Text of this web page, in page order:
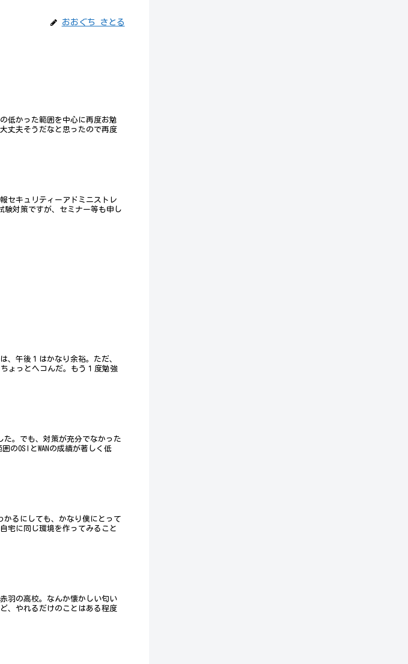
おおぐち さとる
低かった範囲を中心に再度お勉
丈夫そうだなと思ったので再度
セキュリティーアドミニストレ
対策ですが、セミナー等も申し
、午後１はかなり余裕。ただ、
ょっとヘコんだ。もう１度勉強
た。でも、対策が充分でなかった
OSIとWANの成績が著しく低
るにしても、かなり僕にとって
宅に同じ環境を作ってみること
羽の高校。なんか懐かしい匂い
、やれるだけのことはある程度